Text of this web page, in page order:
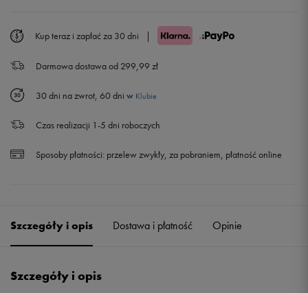
43 27,1 cm
44 27,8 cm
45 28 cm
Kup teraz i zapłać za 30 dni |
Darmowa dostawa od 299,99 zł
30 dni na zwrot, 60 dni w Klubie
Czas realizacji 1-5 dni roboczych
Sposoby płatności: przelew zwykły, za pobraniem, płatność online
Szczegóły i opis Dostawa i płatność Opinie
Szczegóły i opis